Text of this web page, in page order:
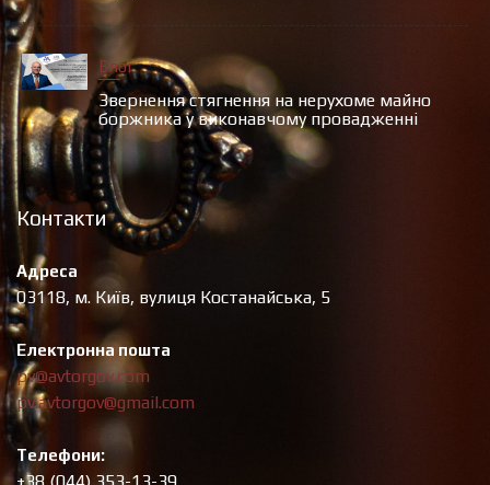
Блог
Звернення стягнення на нерухоме майно
боржника у виконавчому провадженні
Контакти
Адреса
03118, м. Київ, вулиця Костанайська, 5
Електронна пошта
pv@avtorgov.com
pv.avtorgov@gmail.com
Телефони:
+38 (044) 353-13-39